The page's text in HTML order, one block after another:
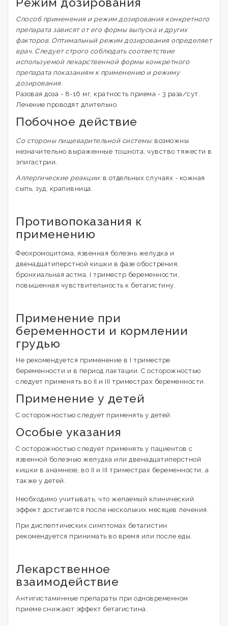
Способ применения и режим дозирования конкретного
препарата зависят от его формы выпуска и других
факторов. Оптимальный режим дозирования определяет
врач. Следует строго соблюдать соответствие
используемой лекарственной формы конкретного
препарата показаниям к применению и режиму
дозирования.
Разовая доза - 8-16 мг, кратность приема - 3 раза/сут.
Лечение проводят длительно.
Побочное действие
Со стороны пищеварительной системы:возможны
незначительно выраженные тошнота, чувство тяжести в
эпигастрии.
Аллергические реакции:в отдельных случаях - кожная
сыпь, зуд, крапивница.
Противопоказания к
применению
Феохромоцитома, язвенная болезнь желудка и
двенадцатиперстной кишки в фазе обострения,
бронхиальная астма, I триместр беременности,
повышенная чувствительность к бетагистину.
Применение при
беременности и кормлении
грудью
Не рекомендуется применение в I триместре
беременности и в период лактации. С осторожностью
следует применять во II и III триместрах беременности.
Применение у детей
С осторожностью следует применять у детей.
Особые указания
С осторожностью следует применять у пациентов с
язвенной болезнью желудка или двенадцатиперстной
кишки в анамнезе, во II и III триместрах беременности, а
также у детей.
Необходимо учитывать, что желаемый клинический
эффект достигается после нескольких месяцев лечения.
При диспептических симптомах бетагистин
рекомендуется принимать во время или после еды.
Лекарственное
взаимодействие
Антигистаминные препараты при одновременном
приеме снижают эффект бетагистина.